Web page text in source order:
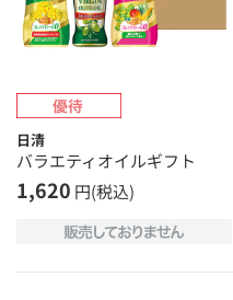
日清
バラエティオイルギフト
1,620 円(税込)